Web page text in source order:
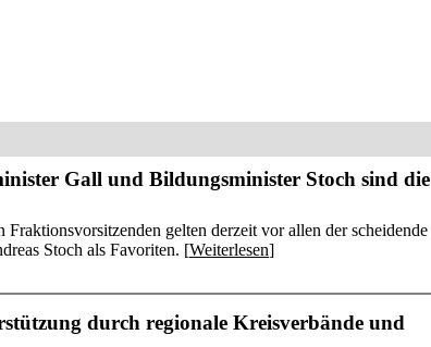
Gall und Bildungsminister Stoch sind die
gelten derzeit vor allen der scheidende
Stoch als Favoriten. [Weiterlesen]
durch regionale Kreisverbände und